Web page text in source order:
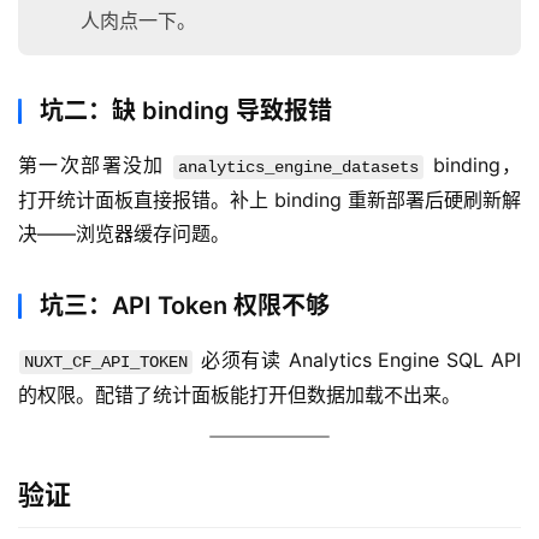
用
接
人肉点一下。
坑二：缺 binding 导致报错
第一次部署没加 analytics_engine_datasets
binding，
打开统计面板直接报错。补上 binding 重新部署后硬刷新解
决——浏览器缓存问题。
坑三：API Token 权限不够
NUXT_CF_API_TOKEN
必须有读 Analytics Engine SQL API
的权限。配错了统计面板能打开但数据加载不出来。
验证